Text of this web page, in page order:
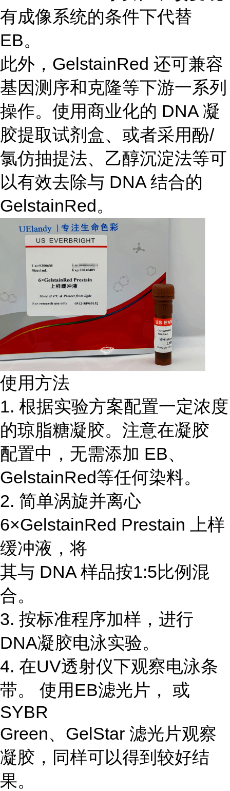
有成像系统的条件下代替
EB。
此外，GelstainRed 还可兼容
基因测序和克隆等下游一系列
操作。使用商业化的 DNA 凝
胶提取试剂盒、或者采用酚/
氯仿抽提法、乙醇沉淀法等可
以有效去除与 DNA 结合的
GelstainRed。
使用方法
1. 根据实验方案配置一定浓度
的琼脂糖凝胶。注意在凝胶
配置中，无需添加 EB、
GelstainRed等任何染料。
2. 简单涡旋并离心
6×GelstainRed Prestain 上样
缓冲液，将
其与 DNA 样品按1:5比例混
合。
3. 按标准程序加样，进行
DNA凝胶电泳实验。
4. 在UV透射仪下观察电泳条
带。 使用EB滤光片， 或
SYBR
Green、GelStar 滤光片观察
凝胶，同样可以得到较好结
果。